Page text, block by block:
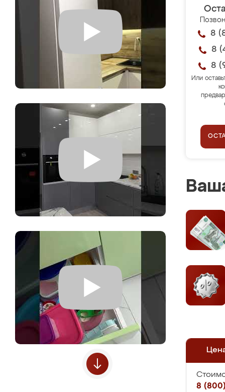
8
8
8
Или
8